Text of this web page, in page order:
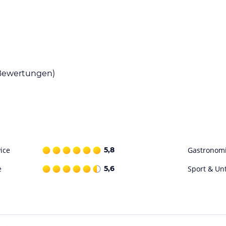
und Tauchen. Zudem steht ein
im Innen- und Außenpool. Ein
Gewähr. Bitte lies vor der Buchung die
5,8
5,6 Sport &